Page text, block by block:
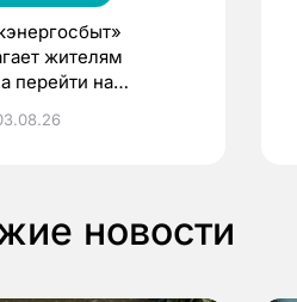
жителям
перейти на
призы
новости